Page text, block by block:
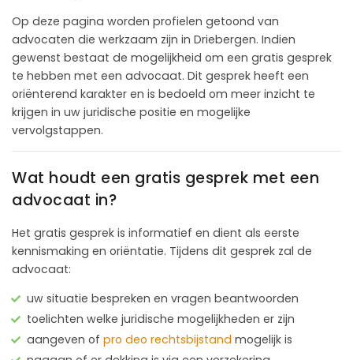
Op deze pagina worden profielen getoond van
advocaten die werkzaam zijn in Driebergen. Indien
gewenst bestaat de mogelijkheid om een gratis gesprek
te hebben met een advocaat. Dit gesprek heeft een
oriënterend karakter en is bedoeld om meer inzicht te
krijgen in uw juridische positie en mogelijke
vervolgstappen.
Wat houdt een gratis gesprek met een
advocaat in?
Het gratis gesprek is informatief en dient als eerste
kennismaking en oriëntatie. Tijdens dit gesprek zal de
advocaat:
uw situatie bespreken en vragen beantwoorden
toelichten welke juridische mogelijkheden er zijn
aangeven of pro deo rechtsbijstand mogelijk is